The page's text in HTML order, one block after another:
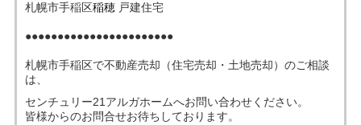
早く
売りたい 売りたい
売った後も
札幌市手稲区稲穂戸建住宅
●●●●●●●●●●●●●●●●●●●●●●●
札幌市手稲区で不動産売却（住宅売却・土地売却）のご相談
は、
センチュリー21アルガホームへお問い合わせください。
皆様からのお問合せお待ちしております。